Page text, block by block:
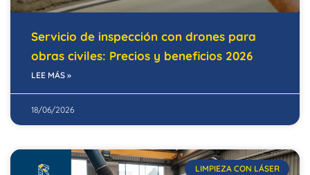
Servicio de inspección con drones para
obras civiles: Precios y beneficios 2026
LEE MÁS »
18/06/2026
LIMPIEZA CON LÁSER